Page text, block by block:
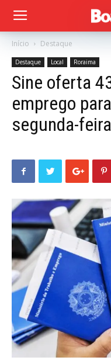
Início Destaque
Destaque Local Roraima
Sine oferta
emprego
segunda-